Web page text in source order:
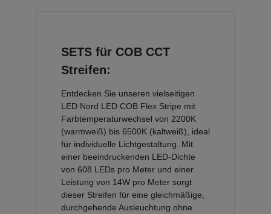
SETS für COB CCT
Streifen:
Entdecken Sie unseren vielseitigen
LED Nord LED COB Flex Stripe mit
Farbtemperaturwechsel von 2200K
(warmweiß) bis 6500K (kaltweiß), ideal
für individuelle Lichtgestaltung. Mit
einer beeindruckenden LED-Dichte
von 608 LEDs pro Meter und einer
Leistung von 14W pro Meter sorgt
dieser Streifen für eine gleichmäßige,
durchgehende Ausleuchtung ohne